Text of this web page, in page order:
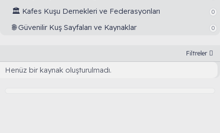
🏛️ Kafes Kuşu Dernekleri ve Federasyonları 0
🌐 Güvenilir Kuş Sayfaları ve Kaynaklar 0
Filtreler
Henüz bir kaynak oluşturulmadı.